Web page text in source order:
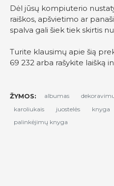
Dėl jūsų kompiuterio
raiškos, apšvietimo ar
spalva gali šiek tiek skirtis
Turite klausimų apie šią
69 232 arba rašykite laišką
ŽYMOS: albumas
karoliukais
juostelės knyga
palinkėjimų knyga